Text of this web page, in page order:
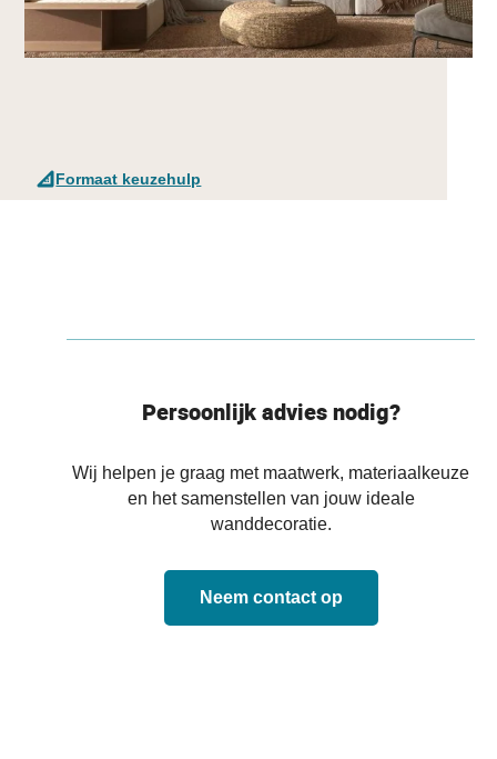
Formaat keuzehulp
Persoonlijk advies nodig?
Wij helpen je graag met maatwerk, materiaalkeuze
en het samenstellen van jouw ideale
wanddecoratie.
Neem contact op